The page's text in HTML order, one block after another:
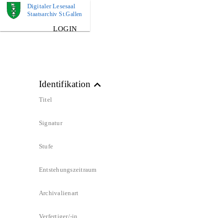
Digitaler Lesesaal
Staatsarchiv St.Gallen
LOGIN
BILD
Identifikation
Titel
Signatur
Stufe
Entstehungszeitraum
Archivalienart
Verfertiger/-in